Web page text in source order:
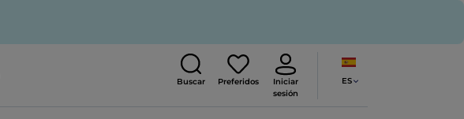
Buscar Preferidos
Iniciar
sesión
ES